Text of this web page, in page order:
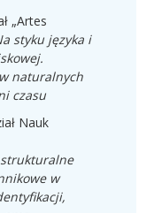
„Artes
styku języka i
naturalnych
czasu
Nauk
w